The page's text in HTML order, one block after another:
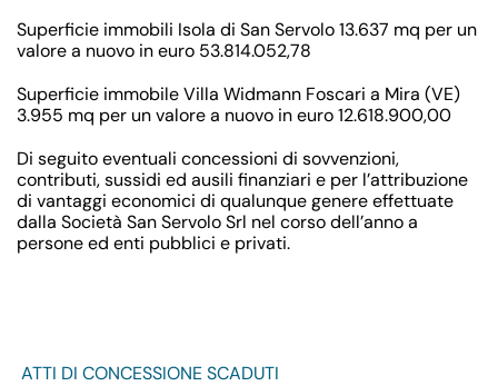
Superficie immobili Isola di San Servolo 13.637 mq per un
valore a nuovo in euro 53.814.052,78
Superficie immobile Villa Widmann Foscari a Mira (VE)
3.955 mq per un valore a nuovo in euro 12.618.900,00
Di seguito eventuali concessioni di sovvenzioni,
contributi, sussidi ed ausili finanziari e per l’attribuzione
di vantaggi economici di qualunque genere effettuate
dalla Società San Servolo Srl nel corso dell’anno a
persone ed enti pubblici e privati.
ATTI DI CONCESSIONE SCADUTI